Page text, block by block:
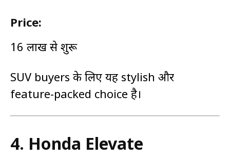
Price:
₹16 लाख से शुरू
SUV buyers के लिए यह stylish और
feature-packed choice है।
4. Honda Elevate